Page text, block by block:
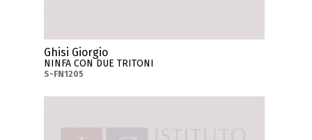
Ghisi Giorgio
NINFA CON DUE TRITONI
S-FN1205